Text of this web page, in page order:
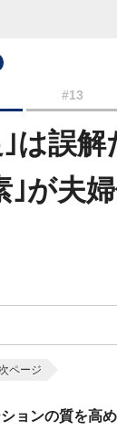
#13
｣は誤
が夫
次ページ
ョンの質を高